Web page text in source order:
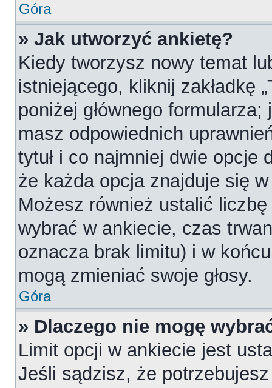
Góra
» Jak utworzyć ankietę?
Kiedy tworzysz nowy temat
istniejącego, kliknij zakładkę
poniżej głównego
masz odpowiednich
tytuł i co najmniej dwie opcje
że każda opcja znajduje się
Możesz również ustalić
wybrać w ankiecie, czas
oznacza brak limitu) i w
mogą zmieniać swoje głosy.
Góra
» Dlaczego nie mogę
Limit opcji w ankiecie jest
Jeśli sądzisz, że